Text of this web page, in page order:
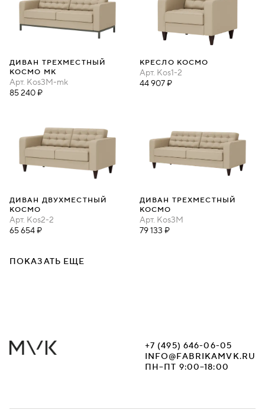
ДИВАН ТРЕХМЕСТНЫЙ
КОСМО МК
Арт. Kos3M-mk
85 240 ₽
КРЕСЛО КОСМО
Арт. Kos1-2
44 907 ₽
ДИВАН ДВУХМЕСТНЫЙ
КОСМО
Арт. Kos2-2
65 654 ₽
ДИВАН ТРЕХМЕСТНЫЙ
КОСМО
Арт. Kos3М
79 133 ₽
ПОКАЗАТЬ ЕЩЕ
+7 (495) 646-06-05
INFO@FABRIKAMVK.RU
ПН–ПТ 9:00–18:00